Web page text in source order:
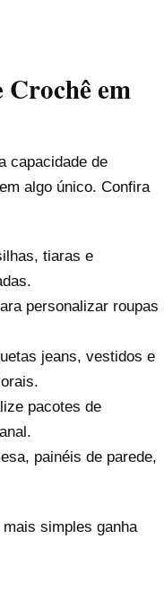
Crochê em
capacidade de
algo único. Confira
tiaras e
personalizar roupas
jeans, vestidos e
pacotes de
painéis de parede,
simples ganha